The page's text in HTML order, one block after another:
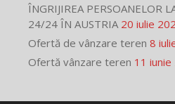
ÎNGRIJIREA PERSOANELOR
24/24 ÎN AUSTRIA 20 iulie
Ofertă de vânzare teren 8
Ofertă vânzare teren 11